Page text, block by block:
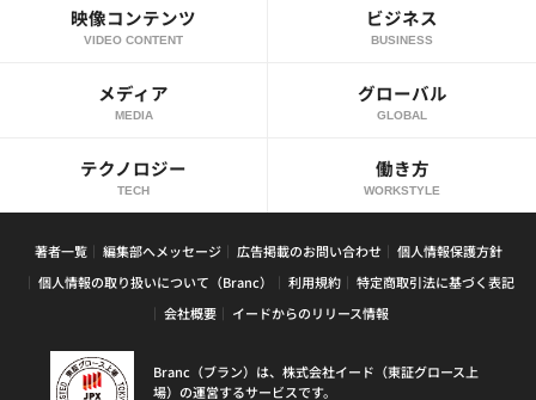
映像コンテンツ
VIDEO CONTENT
ビジネス
BUSINESS
メディア
MEDIA
グローバル
GLOBAL
テクノロジー
TECH
働き方
WORKSTYLE
著者一覧 編集部へメッセージ 広告掲載のお問い合わせ
個人情報保護方針
個人情報の取り扱いについて（Branc）
利用規約
特定商取引法に基づく表記
会社概要
イードからのリリース情報
Branc（ブラン）は、株式会社イード（東証グロース上
場）の運営するサービスです。